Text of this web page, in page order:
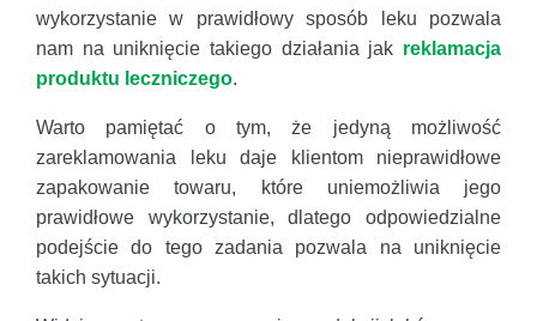
wykorzystanie w prawidłowy sposób leku pozwala
nam na uniknięcie takiego działania jak reklamacja
produktu leczniczego.
Warto pamiętać o tym, że jedyną możliwość
zareklamowania leku daje klientom nieprawidłowe
zapakowanie towaru, które uniemożliwia jego
prawidłowe wykorzystanie, dlatego odpowiedzialne
podejście do tego zadania pozwala na uniknięcie
takich sytuacji.